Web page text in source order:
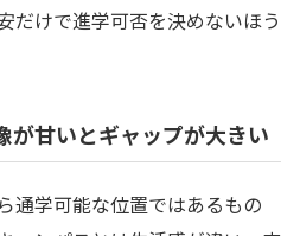
だけで進学可否を決めないほう
が甘いとギャップが大きい
通学可能な位置ではあるもの